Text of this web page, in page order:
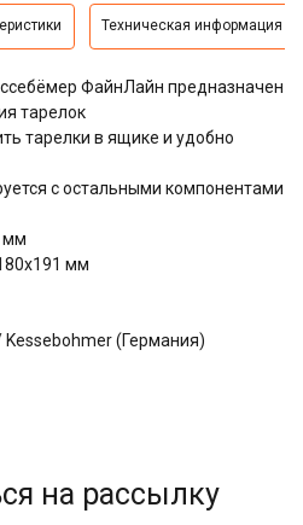
Техническая информация
ФайнЛайн предназначен
тарелок
тарелки в ящике и удобно
с остальными компонентами
мм
мм
Kessebohmer (Германия)
на рассылку